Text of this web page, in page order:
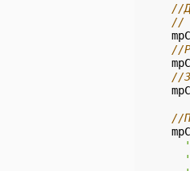
//
//
//
//
//